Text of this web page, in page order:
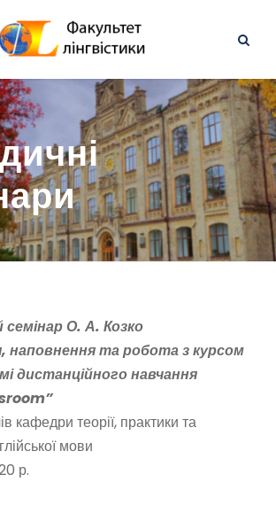
О. А. Козко
наповнення та робота з курсом
дистанційного навчання
кафедри теорії, практики та
мови
р.